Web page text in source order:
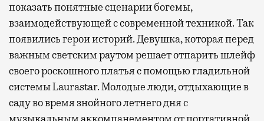
показать понятные сценарии богемы,
взаимодействующей с современной техникой. Так
появились герои историй. Девушка, которая перед
важным светским раутом решает отпарить шлейф
своего роскошного платья с помощью гладильной
системы Laurastar. Молодые люди, отдыхающие в
саду во время знойного летнего дня с